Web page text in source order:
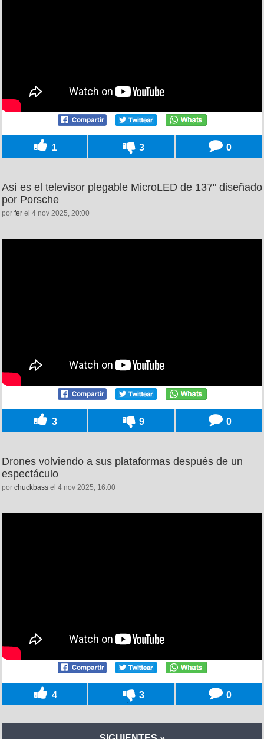
1 3 0
Así es el televisor plegable MicroLED de 137" diseñado
por Porsche
por fer el 4 nov 2025, 20:00
3 9 0
Drones volviendo a sus plataformas después de un
espectáculo
por chuckbass el 4 nov 2025, 16:00
4 3 0